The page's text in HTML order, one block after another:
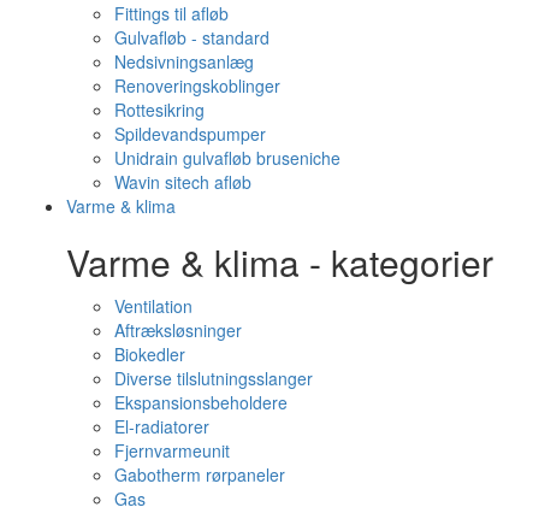
Fittings til afløb
Gulvafløb - standard
Nedsivningsanlæg
Renoveringskoblinger
Rottesikring
Spildevandspumper
Unidrain gulvafløb bruseniche
Wavin sitech afløb
Varme & klima
Varme & klima - kategorier
Ventilation
Aftræksløsninger
Biokedler
Diverse tilslutningsslanger
Ekspansionsbeholdere
El-radiatorer
Fjernvarmeunit
Gabotherm rørpaneler
Gas